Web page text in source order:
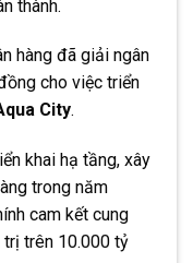
thành.
hàng đã giải ngân
cho việc triển
City.
khai hạ tầng, xây
trong năm
cam kết cung
trên 10.000 tỷ